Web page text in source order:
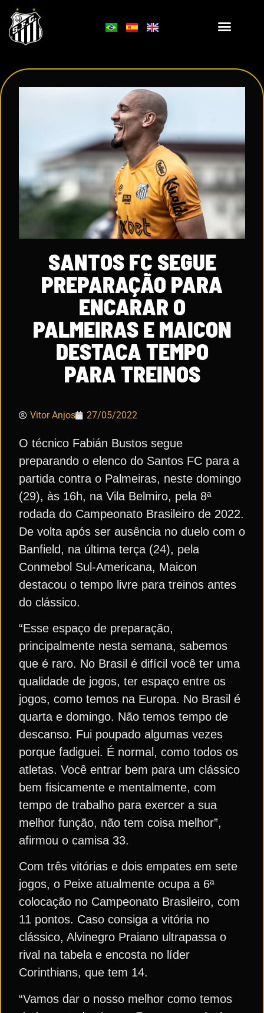
SANTOS FC SEGUE
PREPARAÇÃO PARA
ENCARAR O
PALMEIRAS E MAICON
DESTACA TEMPO
PARA TREINOS
Vitor Anjos 27/05/2022
O técnico Fabián Bustos segue
preparando o elenco do Santos FC para a
partida contra o Palmeiras, neste domingo
(29), às 16h, na Vila Belmiro, pela 8ª
rodada do Campeonato Brasileiro de 2022.
De volta após ser ausência no duelo com o
Banfield, na última terça (24), pela
Conmebol Sul-Americana, Maicon
destacou o tempo livre para treinos antes
do clássico.
“Esse espaço de preparação,
principalmente nesta semana, sabemos
que é raro. No Brasil é difícil você ter uma
qualidade de jogos, ter espaço entre os
jogos, como temos na Europa. No Brasil é
quarta e domingo. Não temos tempo de
descanso. Fui poupado algumas vezes
porque fadiguei. É normal, como todos os
atletas. Você entrar bem para um clássico
bem fisicamente e mentalmente, com
tempo de trabalho para exercer a sua
melhor função, não tem coisa melhor”,
afirmou o camisa 33.
Com três vitórias e dois empates em sete
jogos, o Peixe atualmente ocupa a 6ª
colocação no Campeonato Brasileiro, com
11 pontos. Caso consiga a vitória no
clássico, Alvinegro Praiano ultrapassa o
rival na tabela e encosta no líder
Corinthians, que tem 14.
“Vamos dar o nosso melhor como temos